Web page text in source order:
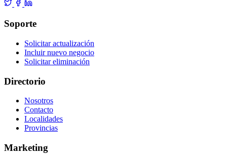
Soporte
Solicitar actualización
Incluir nuevo negocio
Solicitar eliminación
Directorio
Nosotros
Contacto
Localidades
Provincias
Marketing